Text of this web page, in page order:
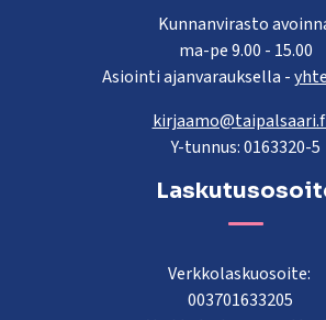
Kunnanvirasto
ma-pe 9.00 - 15.00
Asiointi ajanvarauksella -
Y-tunnus: 0163320-5
Verkkolaskuosoite:
003701633205